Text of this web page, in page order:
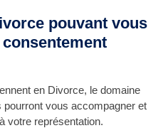
pouvant vous
en Divorce, le domaine
vous accompagner et
votre représentation.